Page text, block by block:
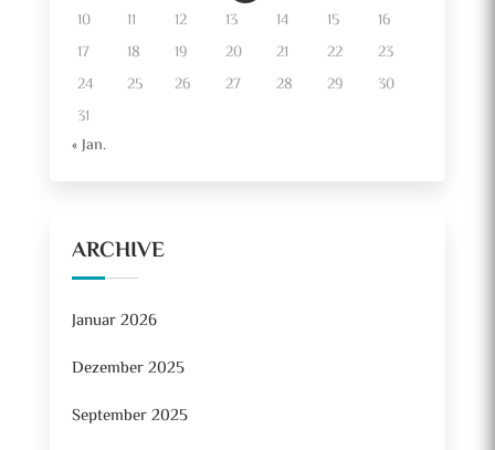
10
11 12 13 14 15
16
17
18 19 20 21 22
23
24
25 26 27 28 29
30
31
« Jan.
ARCHIVE
Januar 2026
Dezember 2025
September 2025